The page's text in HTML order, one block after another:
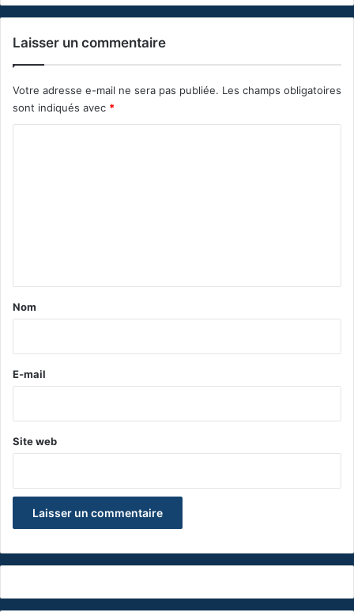
Laisser un commentaire
Votre adresse e-mail ne sera pas publiée. Les champs obligatoires
sont indiqués avec *
a
e
Nom
E-mail
Site web